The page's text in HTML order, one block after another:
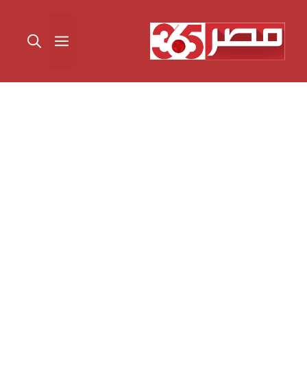
المحتوى القائمة